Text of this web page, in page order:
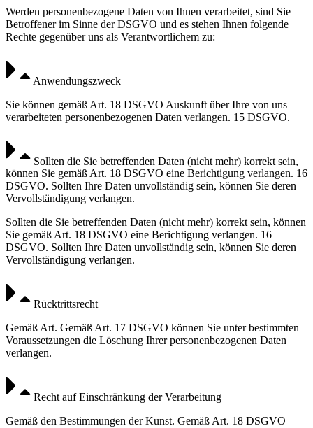
Werden personenbezogene Daten von Ihnen verarbeitet, sind Sie
Betroffener im Sinne der DSGVO und es stehen Ihnen folgende
Rechte gegenüber uns als Verantwortlichem zu:
Anwendungszweck
Sie können gemäß Art. 18 DSGVO Auskunft über Ihre von uns
verarbeiteten personenbezogenen Daten verlangen. 15 DSGVO.
Sollten die Sie betreffenden Daten (nicht mehr) korrekt sein,
können Sie gemäß Art. 18 DSGVO eine Berichtigung verlangen. 16
DSGVO. Sollten Ihre Daten unvollständig sein, können Sie deren
Vervollständigung verlangen.
Sollten die Sie betreffenden Daten (nicht mehr) korrekt sein, können
Sie gemäß Art. 18 DSGVO eine Berichtigung verlangen. 16
DSGVO. Sollten Ihre Daten unvollständig sein, können Sie deren
Vervollständigung verlangen.
Rücktrittsrecht
Gemäß Art. Gemäß Art. 17 DSGVO können Sie unter bestimmten
Voraussetzungen die Löschung Ihrer personenbezogenen Daten
verlangen.
Recht auf Einschränkung der Verarbeitung
Gemäß den Bestimmungen der Kunst. Gemäß Art. 18 DSGVO